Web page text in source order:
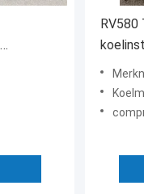
RV580
truck